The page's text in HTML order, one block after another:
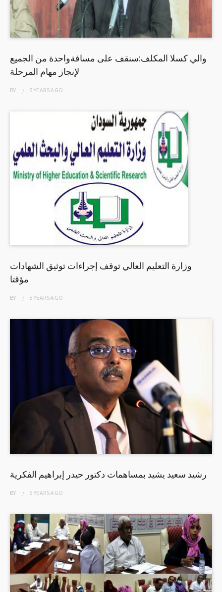
والي كسلا المكلف:سنقف على مسافةواحدة من الجميع
لإنجاز مهام المرحلة
BY 5 YEARSAGO
وزارة التعليم العالي توقف إجراءات توثيق الشهادات
مؤقتا
BY 5 YEARSAGO
رشيد سعيد يشيد بمساهمات دكتور حيدر إبراهيم الفكرية
BY 5 YEARSAGO